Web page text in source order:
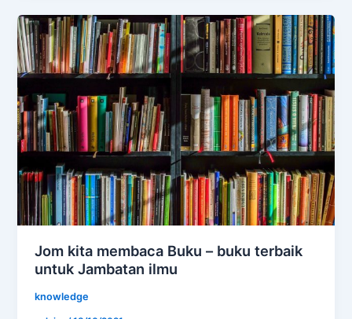
Jom kita membaca Buku – buku terbaik
untuk Jambatan ilmu
knowledge